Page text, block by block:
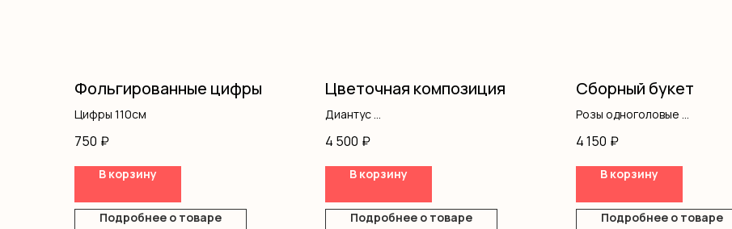
Фольгированные цифры
Цифры 110см
750 ₽
В корзину
Подробнее о товаре
Цветочная композиция
Диантус
Писташ
Оазис
Коробка
4 500 ₽
В корзину
Подробнее о товаре
Сборный букет
Розы одноголовые
Диантус
Писташ
Оформление
4 150 ₽
В корзину
Подробнее о товаре